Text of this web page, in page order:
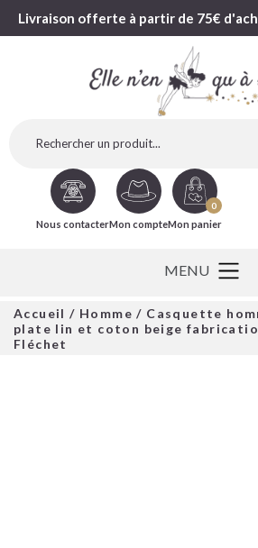
Livraison offerte à partir de 75€
Nous contacterMon compte
0
Mon panier
Accueil / Homme / Casquette
plate lin et coton beige
Fléchet